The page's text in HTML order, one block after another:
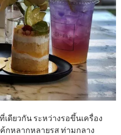
ดียวกัน ระหว่างรอขึ้นเครื่อง
กหลากหลายรส ท่ามกลาง